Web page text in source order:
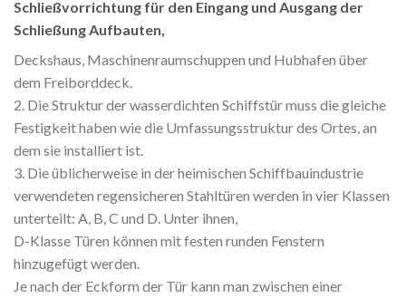
Schließvorrichtung für den Eingang und Ausgang der
Schließung Aufbauten,
Deckshaus, Maschinenraumschuppen und Hubhafen über
dem Freiborddeck.
2. Die Struktur der wasserdichten Schiffstür muss die gleiche
Festigkeit haben wie die Umfassungsstruktur des Ortes, an
dem sie installiert ist.
3. Die üblicherweise in der heimischen Schiffbauindustrie
verwendeten regensicheren Stahltüren werden in vier Klassen
unterteilt: A, B, C und D. Unter ihnen,
D-Klasse Türen können mit festen runden Fenstern
hinzugefügt werden.
Je nach der Eckform der Tür kann man zwischen einer